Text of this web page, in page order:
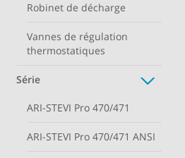
Robinet de décharge
Vannes de régulation
thermostatiques
Série
ARI-STEVI Pro 470/471
ARI-STEVI Pro 470/471 ANSI